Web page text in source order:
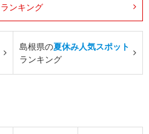
ランキング
島根県の夏休み人気スポット
ランキング